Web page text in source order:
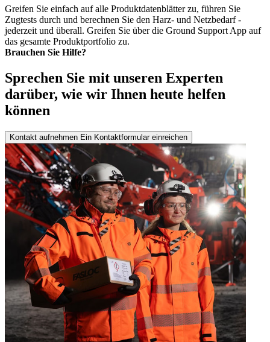
Greifen Sie einfach auf alle Produktdatenblätter zu, führen Sie
Zugtests durch und berechnen Sie den Harz- und Netzbedarf -
jederzeit und überall. Greifen Sie über die Ground Support App auf
das gesamte Produktportfolio zu.
Brauchen Sie Hilfe?
Sprechen Sie mit unseren Experten
darüber, wie wir Ihnen heute helfen
können
Kontakt aufnehmen Ein Kontaktformular einreichen